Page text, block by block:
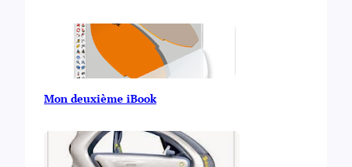
Mon deuxième iBook